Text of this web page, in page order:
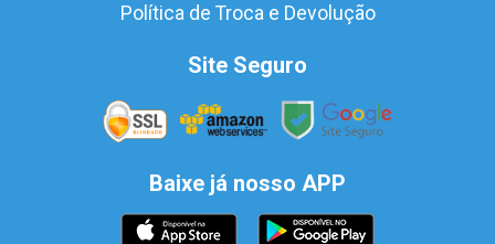
Política de Troca e Devolução
Site Seguro
Baixe já nosso APP